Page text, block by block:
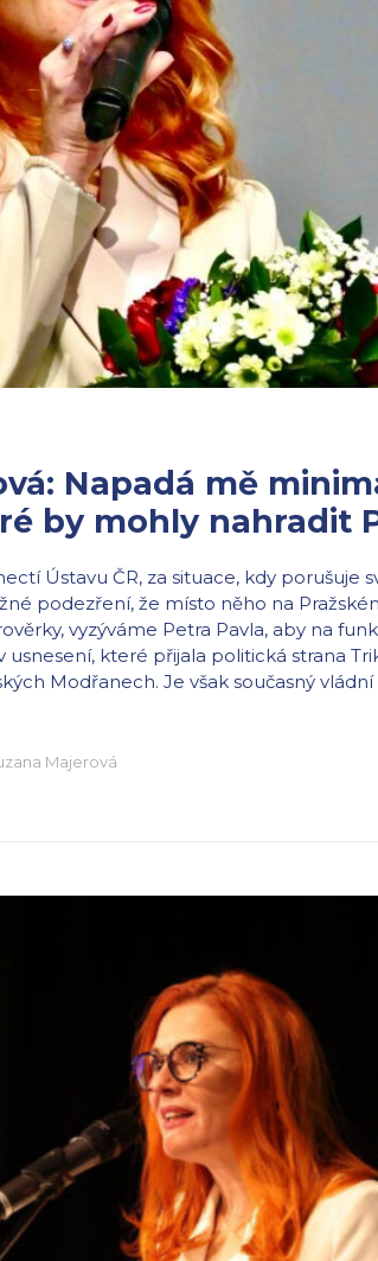
Napadá mě
by mohly nahradit
Ústavu ČR, za situace, kdy porušuje
podezření, že místo něho na
vyzýváme Petra Pavla, aby na
usnesení, které přijala politická strana
Modřanech. Je však současný
Majerová